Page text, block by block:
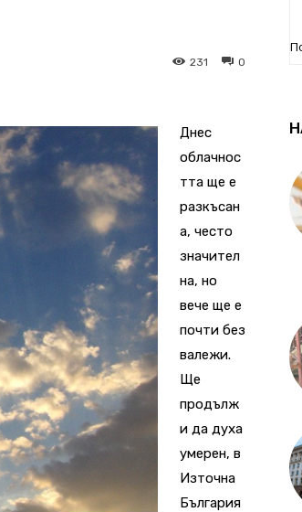
0
231
Днес
облачнос
тта ще е
разкъсан
а, често
значител
на, но
вече ще е
почти без
валежи.
Ще
продълж
и да духа
умерен, в
Източна
България